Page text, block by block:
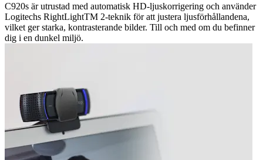
C920s är utrustad med automatisk HD-ljuskorrigering och använder
Logitechs RightLightTM 2-teknik för att justera ljusförhållandena,
vilket ger starka, kontrasterande bilder. Till och med om du befinner
dig i en dunkel miljö.